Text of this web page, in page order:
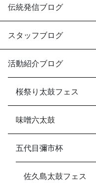
伝統発信ブログ
スタッフブログ
活動紹介ブログ
桜祭り太鼓フェス
味噌六太鼓
五代目彌市杯
佐久島太鼓フェス